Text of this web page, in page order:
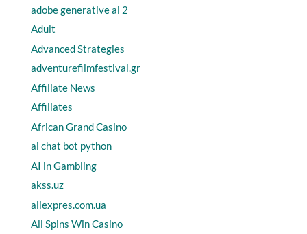
adobe generative ai 2
Adult
Advanced Strategies
adventurefilmfestival.gr
Affiliate News
Affiliates
African Grand Casino
ai chat bot python
AI in Gambling
akss.uz
aliexpres.com.ua
All Spins Win Casino